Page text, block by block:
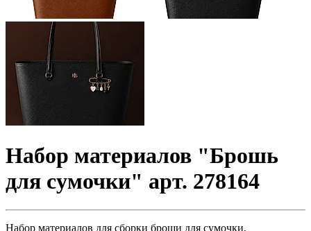
Набор материалов "Брошь
для сумочки" арт. 278164
Набор материалов для сборки броши для сумочки,